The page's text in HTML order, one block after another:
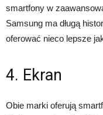
smartfony w
Samsung ma długą
oferować nieco lepsze
4. Ekran
Obie marki oferują